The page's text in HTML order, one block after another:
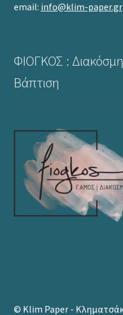
email: info@klim-paper.gr
ΦΙΟΓΚΟΣ :
Βάπτιση
© Klim Paper -